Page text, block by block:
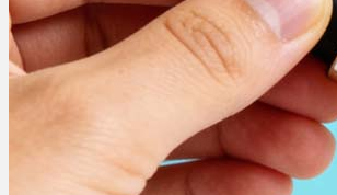
Extrakte
Therapien